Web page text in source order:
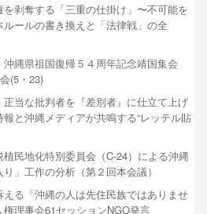
を剥奪する「三重の仕掛け」〜不可能を
ールの書き換えと「法律戦」の全
沖縄県祖国復帰５４周年記念靖国集会
(5・23)
正当な批判者を『差別者』に仕立て上げ
と沖縄メディアが共鳴する“レッテル貼
植民地化特別委員会（C-24）による沖縄
」工作の分析（第２回本会議）
る「沖縄の人は先住民族ではありませ
理事会61セッションNGO発言